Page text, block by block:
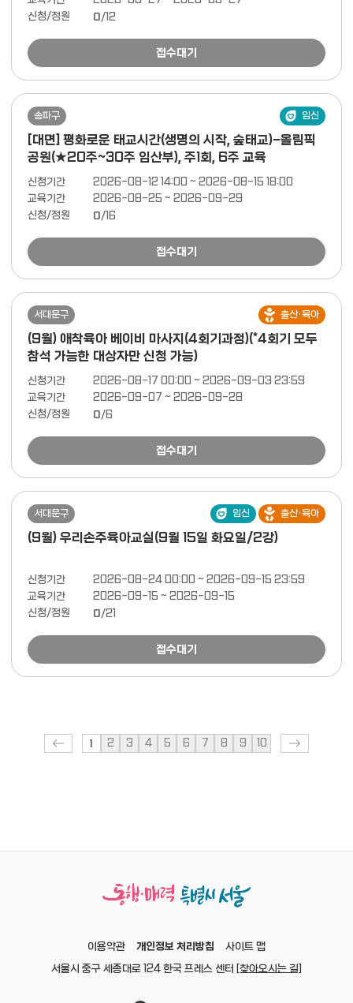
신청/정원
0/12
접수대기
송파구 임신
[대면] 평화로운 태교시간(생명의 시작, 숲태교)-올림픽
공원(★20주~30주 임산부), 주1회, 6주 교육
신청기간
2026-08-12 14:00 ~ 2026-08-15 18:00
교육기간
2026-08-25 ~ 2026-09-29
신청/정원
0/16
접수대기
서대문구 출산·육아
(9월) 애착육아 베이비 마사지(4회기과정)(*4회기 모두
참석 가능한 대상자만 신청 가능)
신청기간
2026-08-17 00:00 ~ 2026-09-03 23:59
교육기간
2026-09-07 ~ 2026-09-28
신청/정원
0/6
접수대기
서대문구 임신 출산·육아
(9월) 우리손주육아교실(9월 15일 화요일/2강)
신청기간
2026-08-24 00:00 ~ 2026-09-15 23:59
교육기간
2026-09-15 ~ 2026-09-15
신청/정원
0/21
접수대기
1 2 3 4 5 6 7 8 9
이용약관 개인정보 처리방침
사이트 맵
서울시 중구 세종대로 124 한국 프레스 센터
[찾아오시는 길]